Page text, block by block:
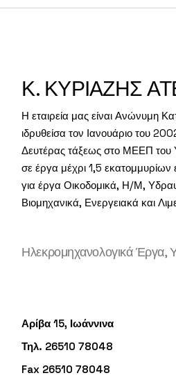
Κ. ΚΥΡΙΑΖΗΣ
Η εταιρεία μας είναι Ανώνυμη
ιδρυθείσα τον Ιανουάριο του
Δευτέρας τάξεως στο ΜΕΕΠ
σε έργα μέχρι 1,5
για έργα Οικοδομικά, Η/Μ,
Βιομηχανικά, Ενεργειακά και
Ηλεκρομηχανολογικά Έργα,
Αρίβα 15, Ιωάννινα
Τηλ. 26510 78048
Fax 26510 78048